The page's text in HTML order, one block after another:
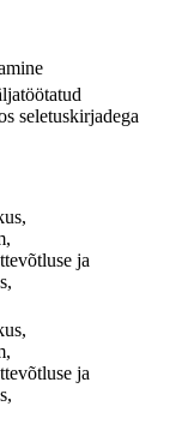
seletuskirjadega
ja
ja